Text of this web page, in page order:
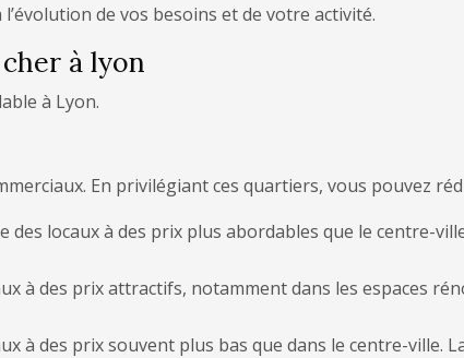
de vos besoins et de votre activité.
à lyon
à Lyon.
En privilégiant ces quartiers, vous pouvez
locaux à des prix plus abordables que le centre-
à des prix attractifs, notamment dans les espaces
à des prix souvent plus bas que dans le centre-ville.